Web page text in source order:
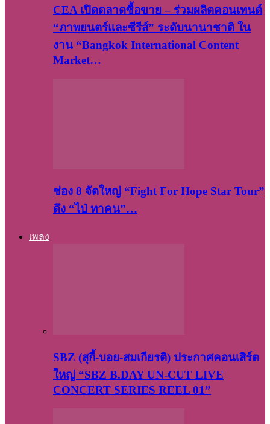
CEA เปิดตลาดซื้อขาย – ร่วมผลิตคอนเทนต์
“ภาพยนตร์และซีรีส์” ระดับนานาชาติ ใน
งาน “Bangkok International Content
Market…
ช่อง 8 จัดใหญ่ “Fight For Hope Star Tour”
ดึง “ไป่ ทาคน”…
เพลง
SBZ (สุกี้-บอย-สมเกียรติ) ประกาศคอนเสิร์ต
ใหญ่ “SBZ B.DAY UN-CUT LIVE
CONCERT SERIES REEL 01”